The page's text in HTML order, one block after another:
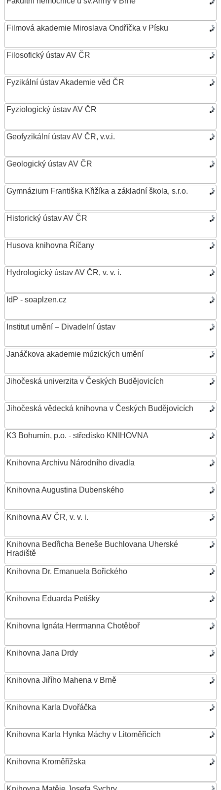
Filmová akademie Miroslava Ondříčka v Písku
Filosofický ústav AV ČR
Fyzikální ústav Akademie věd ČR
Fyziologický ústav AV ČR
Geofyzikální ústav AV ČR, v.v.i.
Geologický ústav AV ČR
Gymnázium Františka Křižíka a základní škola, s.r.o.
Historický ústav AV ČR
Husova knihovna Říčany
Hydrologický ústav AV ČR, v. v. i.
IdP - soaplzen.cz
Institut umění – Divadelní ústav
Janáčkova akademie múzických umění
Jihočeská univerzita v Českých Budějovicích
Jihočeská vědecká knihovna v Českých Budějovicích
K3 Bohumín, p.o. - středisko KNIHOVNA
Knihovna Archivu Národního divadla
Knihovna Augustina Dubenského
Knihovna AV ČR, v. v. i.
Knihovna Bedřicha Beneše Buchlovana Uherské
Hradiště
Knihovna Dr. Emanuela Bořického
Knihovna Eduarda Petišky
Knihovna Ignáta Herrmanna Chotěboř
Knihovna Jana Drdy
Knihovna Jiřího Mahena v Brně
Knihovna Karla Dvořáčka
Knihovna Karla Hynka Máchy v Litoměřicích
Knihovna Kroměřížska